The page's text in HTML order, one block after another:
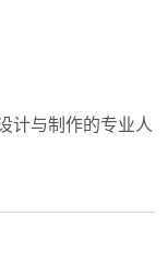
计与制作的专业人